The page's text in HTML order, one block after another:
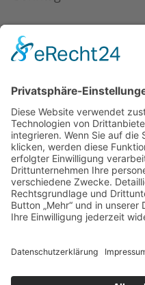
Auf einen Blick
Unser Angebot
Aktuelles
FAQ
Mitarbeit
Spenden
Über uns
Kontakt